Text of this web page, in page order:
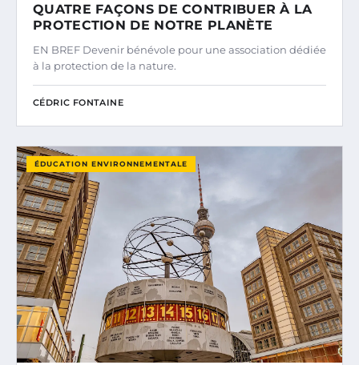
QUATRE FAÇONS DE CONTRIBUER À LA
PROTECTION DE NOTRE PLANÈTE
EN BREF Devenir bénévole pour une association dédiée
à la protection de la nature.
CÉDRIC FONTAINE
ÉDUCATION ENVIRONNEMENTALE